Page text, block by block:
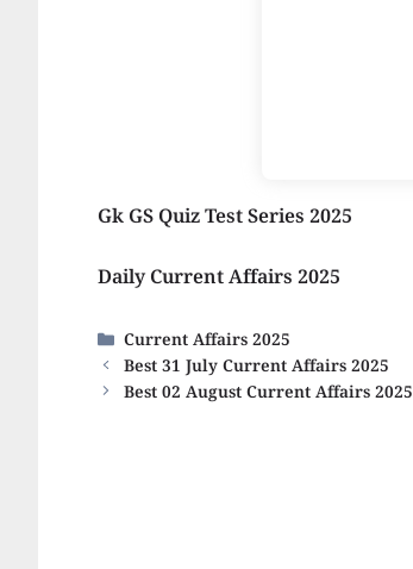
Gk GS Quiz Test Series 2025
Daily Current Affairs 2025
Categories
Current Affairs 2025
Best 31 July Current Affairs 2025
Best 02 August Current Affairs 2025